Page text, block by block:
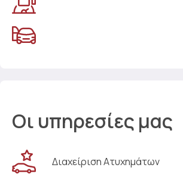
Οι υπηρεσίες μας
Διαχείριση Ατυχημάτων